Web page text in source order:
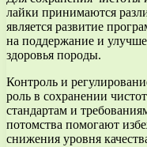
лайки принимаются
является развитие
на поддержание и
здоровья породы.
Контроль и
роль в сохранении
стандартам и
потомства помогают
снижения уровня